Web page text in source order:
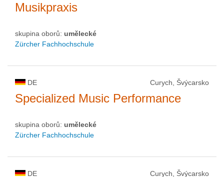
Musikpraxis
skupina oborů: umělecké
Zürcher Fachhochschule
DE Curych, Švýcarsko
Specialized Music Performance
skupina oborů: umělecké
Zürcher Fachhochschule
DE Curych, Švýcarsko